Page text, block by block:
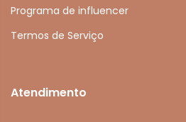
Programa de influencer
Termos de Serviço
Atendimento